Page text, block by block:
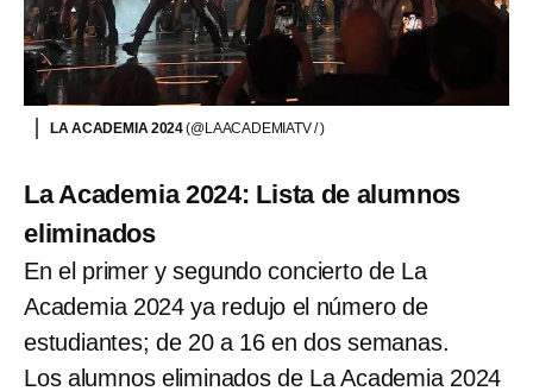
LA ACADEMIA 2024(@LAACADEMIATV / )
La Academia 2024: Lista de alumnos
eliminados
En el primer y segundo concierto de La
Academia 2024 ya redujo el número de
estudiantes; de 20 a 16 en dos semanas.
Los alumnos eliminados de La Academia 2024